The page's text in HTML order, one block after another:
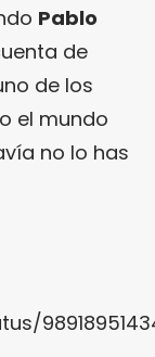
Pablo
de
de los
el mundo
no lo has